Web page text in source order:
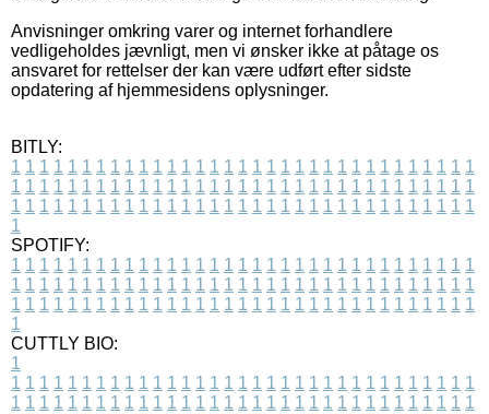
Anvisninger omkring varer og internet forhandlere
vedligeholdes jævnligt, men vi ønsker ikke at påtage os
ansvaret for rettelser der kan være udført efter sidste
opdatering af hjemmesidens oplysninger.
BITLY:
1 1 1 1 1 1 1 1 1 1 1 1 1 1 1 1 1 1 1 1 1 1 1 1 1 1 1 1 1 1 1 1 1
1 1 1 1 1 1 1 1 1 1 1 1 1 1 1 1 1 1 1 1 1 1 1 1 1 1 1 1 1 1 1 1 1
1 1 1 1 1 1 1 1 1 1 1 1 1 1 1 1 1 1 1 1 1 1 1 1 1 1 1 1 1 1 1 1 1
1
SPOTIFY:
1 1 1 1 1 1 1 1 1 1 1 1 1 1 1 1 1 1 1 1 1 1 1 1 1 1 1 1 1 1 1 1 1
1 1 1 1 1 1 1 1 1 1 1 1 1 1 1 1 1 1 1 1 1 1 1 1 1 1 1 1 1 1 1 1 1
1 1 1 1 1 1 1 1 1 1 1 1 1 1 1 1 1 1 1 1 1 1 1 1 1 1 1 1 1 1 1 1 1
1
CUTTLY BIO:
1
1 1 1 1 1 1 1 1 1 1 1 1 1 1 1 1 1 1 1 1 1 1 1 1 1 1 1 1 1 1 1 1 1
1 1 1 1 1 1 1 1 1 1 1 1 1 1 1 1 1 1 1 1 1 1 1 1 1 1 1 1 1 1 1 1 1